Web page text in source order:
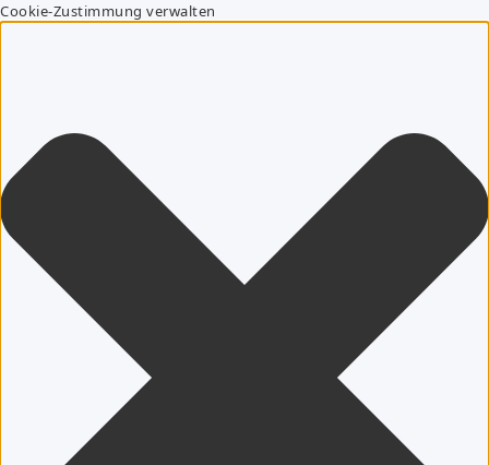
Cookie-Zustimmung verwalten